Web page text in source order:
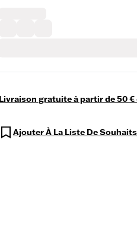
gratuite à partir de 50
Ajouter À La Liste De Souhaits